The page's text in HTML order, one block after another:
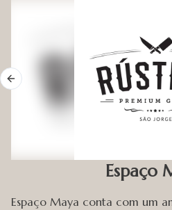
Previous slide
Espaço
Espaço Maya conta com um